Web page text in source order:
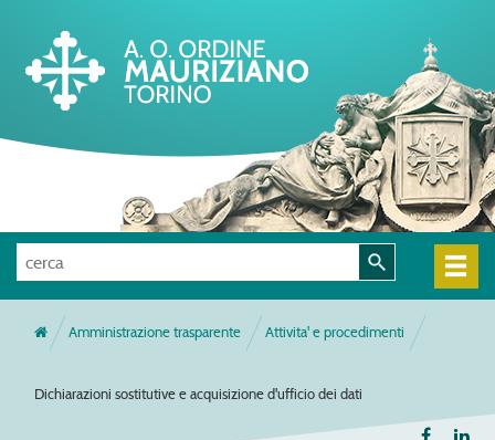
Amministrazione trasparente Attivita' e procedimenti
Dichiarazioni sostitutive e acquisizione d'ufficio dei dati